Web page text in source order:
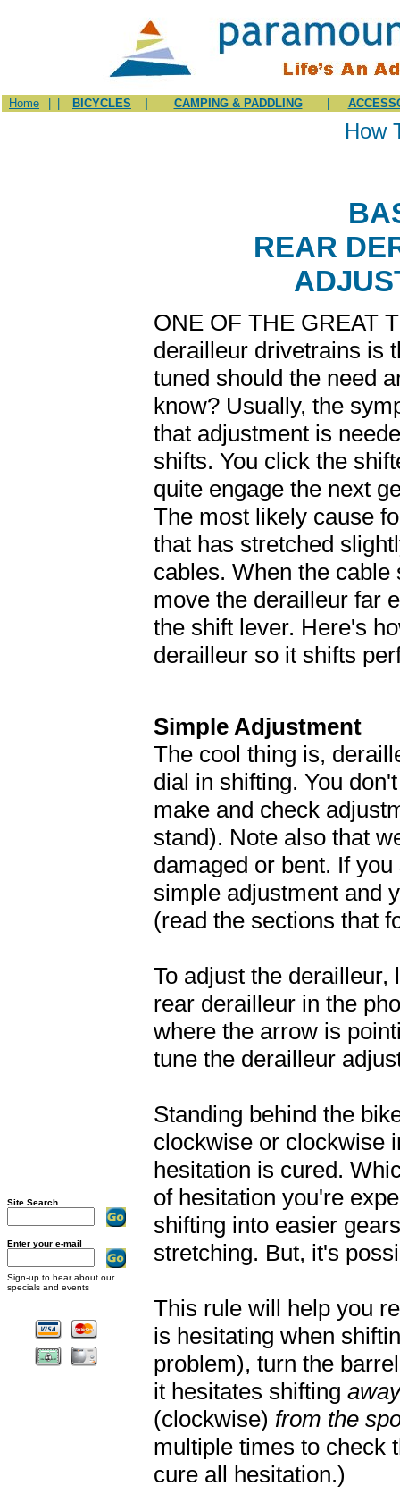
Home BICYCLES CAMPING & PADDLING
Site Search
Enter your e-mail
Sign-up to hear about our
specials and events
How
REAR
ONE OF THE GREAT
derailleur drivetrains is
tuned should the need
know? Usually, the
that adjustment is
shifts. You click the
quite engage the next
The most likely cause
that has stretched
cables. When the
move the derailleur far
the shift lever. Here's
derailleur so it shifts
Simple Adjustment
The cool thing is,
dial in shifting. You
make and check
stand). Note also that
damaged or bent. If
simple adjustment and
(read the sections that
To adjust the
rear derailleur in the
where the arrow is
tune the derailleur
Standing behind the
clockwise or clockwise
hesitation is cured.
of hesitation you're
shifting into easier
stretching. But, it's
This rule will help you
is hesitating when
problem), turn the
it hesitates shifting
(clockwise) from the
multiple times to check
cure all hesitation.)